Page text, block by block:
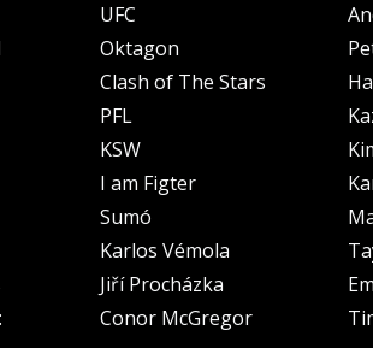
UFC
Oktagon
Clash of The Stars
PFL
KSW
I am Figter
Sumó
Karlos Vémola
Jiří Procházka
Conor McGregor